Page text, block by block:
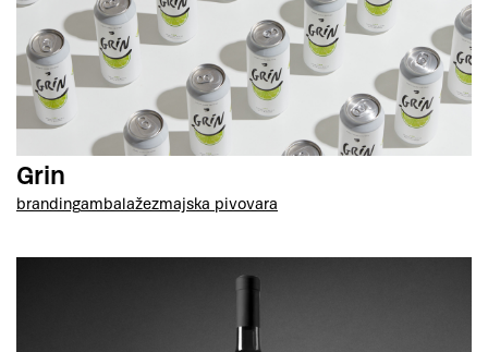
Grin
brandingambalažezmajska pivovara